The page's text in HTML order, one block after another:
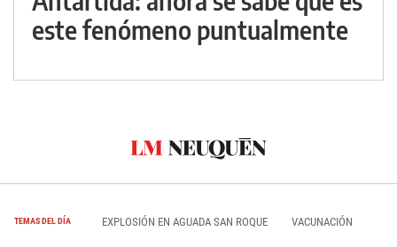
este fenómeno puntualmente
TEMAS DEL DÍA EXPLOSIÓN EN AGUADA SAN ROQUE VACUNACIÓN